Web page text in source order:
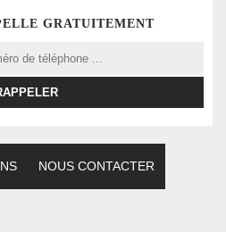
GRATUITEMENT
NOUS CONTACTER